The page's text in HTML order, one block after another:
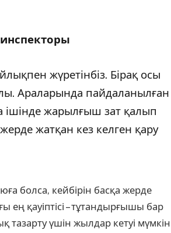
инспекторы
жүретінбіз. Бірақ осы
Араларында пайдаланылған
ішінде жарылғыш зат қалып
жатқан кез келген қару
болса, кейбірін басқа жерде
ең қауіптісі – тұтандырғышы бар
үшін жылдар кетуі мүмкін